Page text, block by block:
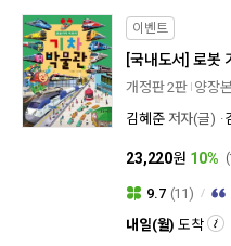
이벤트
[국내도서] 로봇
개정판 2판 양장
김혜준 저자(글)
23,220원 10%
9.7 (11)
내일(월)도착